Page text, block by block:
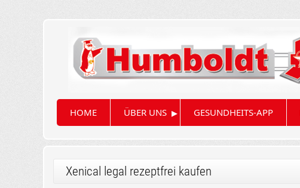
HOME ÜBER UNS ▸ GESUNDHEITS-APP
Xenical legal rezeptfrei kaufen